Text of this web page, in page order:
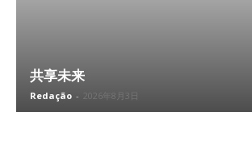
共享未来
Redação - 2026年8月3日